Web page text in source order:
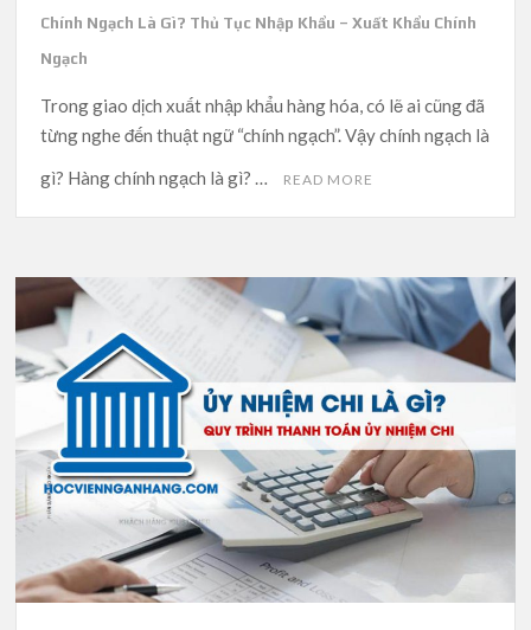
Chính Ngạch Là Gì? Thủ Tục Nhập Khẩu – Xuất Khẩu Chính
Ngạch
Trong giao dịch xuất nhập khẩu hàng hóa, có lẽ ai cũng đã
từng nghe đến thuật ngữ “chính ngạch”. Vậy chính ngạch là
gì? Hàng chính ngạch là gì? …
READ MORE